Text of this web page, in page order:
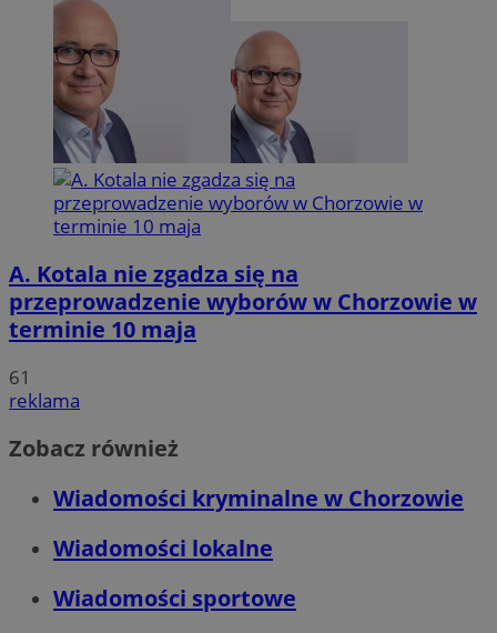
A. Kotala nie zgadza się na
przeprowadzenie wyborów w Chorzowie w
terminie 10 maja
61
reklama
Zobacz również
Wiadomości kryminalne w Chorzowie
Wiadomości lokalne
Wiadomości sportowe